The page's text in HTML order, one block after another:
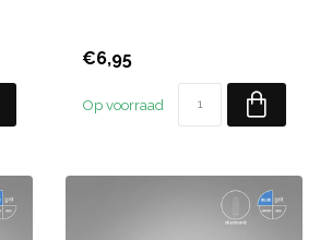
€6,95
Op voorraad